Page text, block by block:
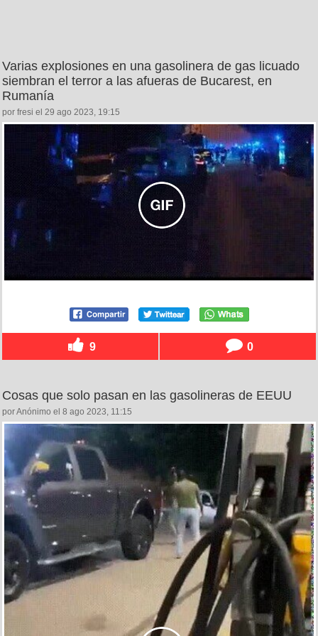
Varias explosiones en una gasolinera de gas licuado
siembran el terror a las afueras de Bucarest, en
Rumanía
por fresi el 29 ago 2023, 19:15
9 0
Cosas que solo pasan en las gasolineras de EEUU
por Anónimo el 8 ago 2023, 11:15